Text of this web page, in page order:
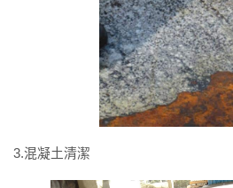
3.混凝土清潔